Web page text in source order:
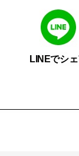
LINEでシ